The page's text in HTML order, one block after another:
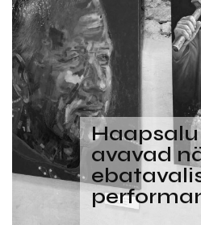
avavad